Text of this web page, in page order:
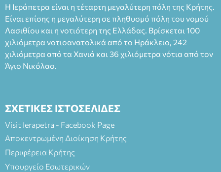
άνω των 65 Προπώληση: Βιβλιοπωλείο Πάπυρος (Πλατεία
Πλαστήρα), E&G Mini market (Δημοκρατίας 39 Ιεράπετρα)
και στο more.com Χώρος: 3ο Γυμνάσιο Ιεράπετρας
(Είσοδος ΕΠΑ.Λ.) Έναρξη 21:15 Οργάνωση: ΚΝΩΣΟΣ
ΘΕΑΤΡΙΚΕΣ ΠΑΡΑΓΩΓΕΣ ΕΕ
Η Ιεράπετρα είναι η τέταρτη μεγαλύτερη πόλη της Κρήτης.
Είναι επίσης η μεγαλύτερη σε πληθυσμό πόλη του νομού
Λασιθίου και η νοτιότερη της Ελλάδας. Βρίσκεται 100
χιλιόμετρα νοτιοανατολικά από το Ηράκλειο, 242
χιλιόμετρα από τα Χανιά και 36 χιλιόμετρα νότια από τον
Άγιο Νικόλαο.
ΣΧΕΤΙΚΕΣ ΙΣΤΟΣΕΛΙΔΕΣ
Visit Ierapetra - Facebook Page
Αποκεντρωμένη Διοίκηση Κρήτης
Περιφέρεια Κρήτης
Υπουργείο Εσωτερικών